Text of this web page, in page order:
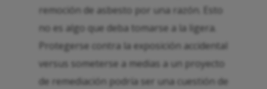
remoción de asbesto por una razón. Esto
no es algo que deba tomarse a la ligera.
Protegerse contra la exposición accidental
versus someterse a medias a un proyecto
de remediación podría ser una cuestión de